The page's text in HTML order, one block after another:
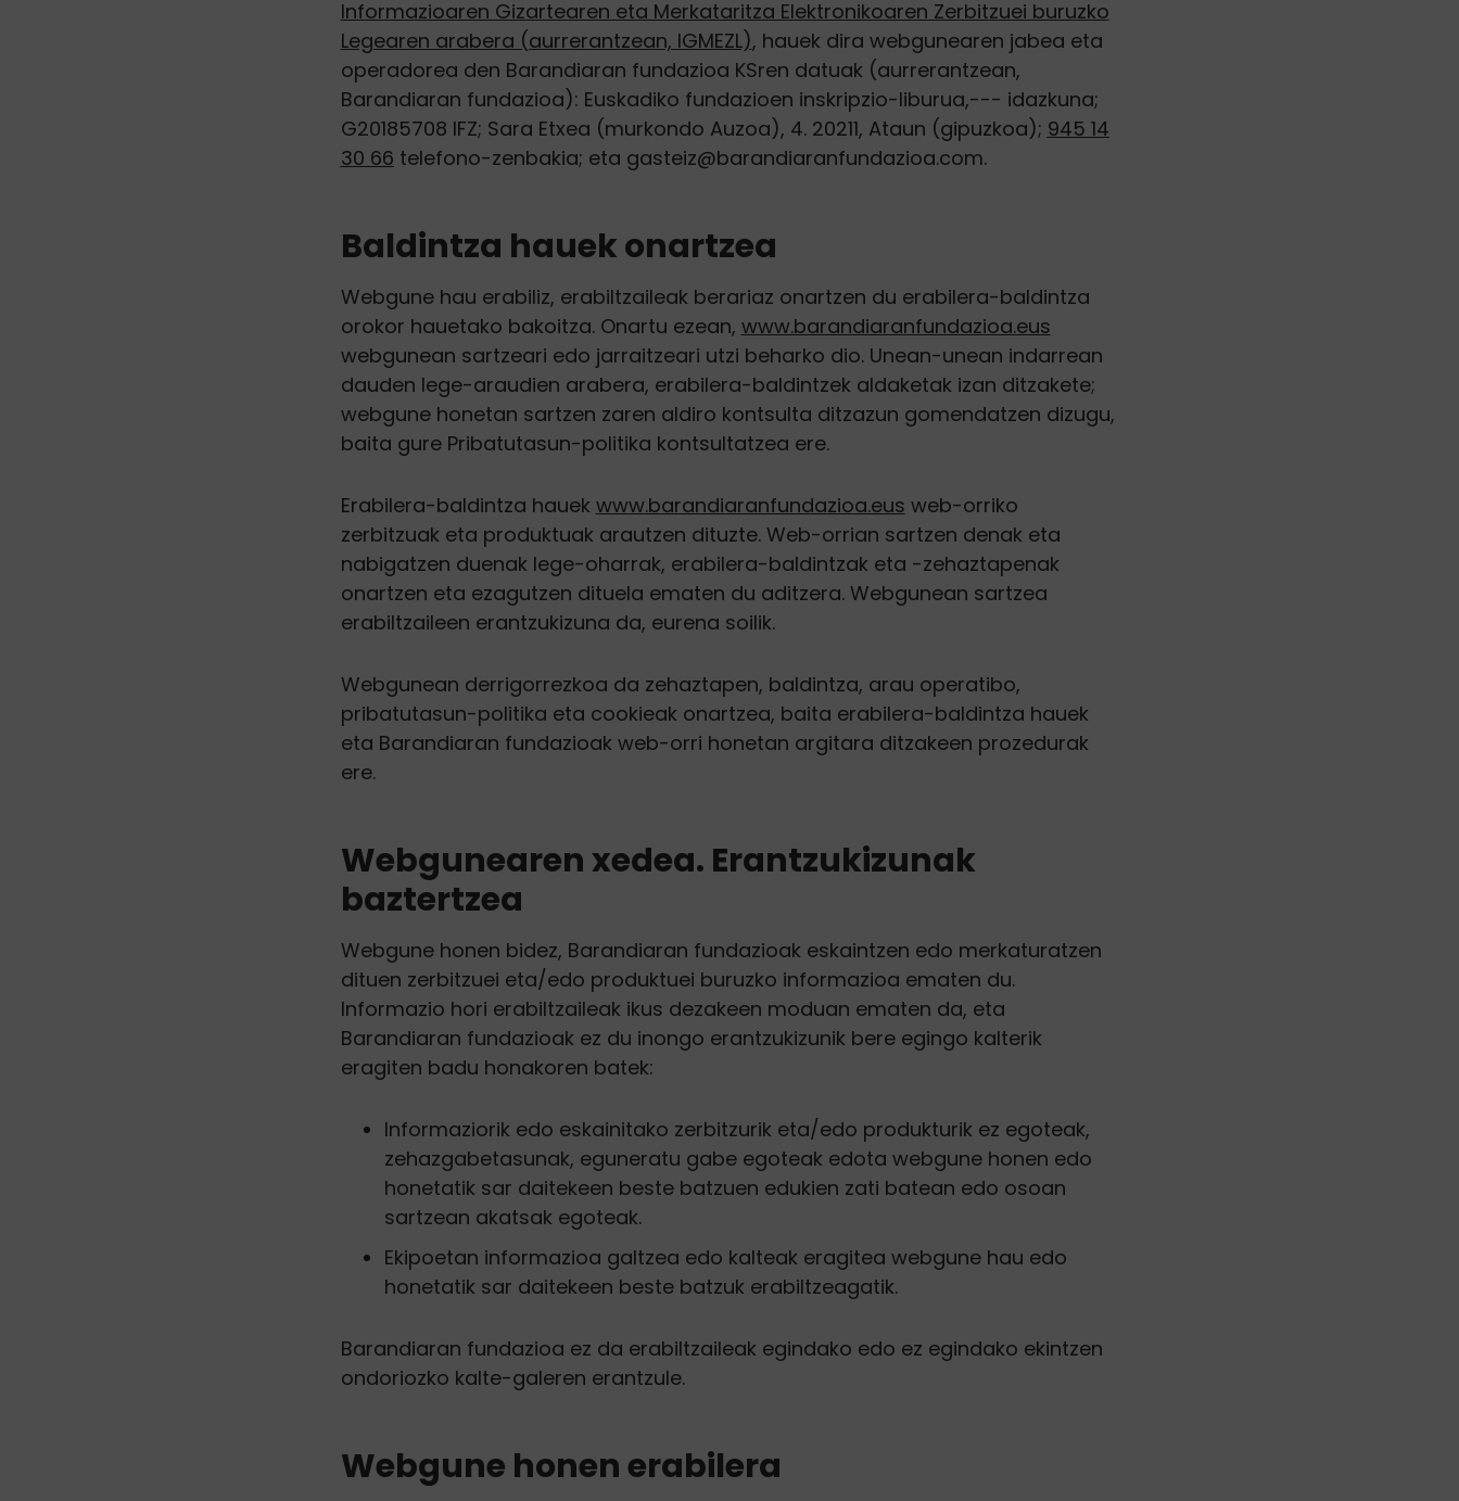
Informazioaren Gizartearen eta Merkataritza Elektronikoaren Zerbitzuei buruzko
Legearen arabera (aurrerantzean, IGMEZL), hauek dira webgunearen jabea eta
operadorea den Barandiaran fundazioa KSren datuak (aurrerantzean,
Barandiaran fundazioa): Euskadiko fundazioen inskripzio-liburua,--- idazkuna;
G20185708 IFZ; Sara Etxea (murkondo Auzoa), 4. 20211, Ataun (gipuzkoa); 945 14
30 66 telefono-zenbakia; eta gasteiz@barandiaranfundazioa.com.
Baldintza hauek onartzea
Webgune hau erabiliz, erabiltzaileak berariaz onartzen du erabilera-baldintza
orokor hauetako bakoitza. Onartu ezean, www.barandiaranfundazioa.eus
webgunean sartzeari edo jarraitzeari utzi beharko dio. Unean-unean indarrean
dauden lege-araudien arabera, erabilera-baldintzek aldaketak izan ditzakete;
webgune honetan sartzen zaren aldiro kontsulta ditzazun gomendatzen dizugu,
baita gure Pribatutasun-politika kontsultatzea ere.
Erabilera-baldintza hauek www.barandiaranfundazioa.eus web-orriko
zerbitzuak eta produktuak arautzen dituzte. Web-orrian sartzen denak eta
nabigatzen duenak lege-oharrak, erabilera-baldintzak eta -zehaztapenak
onartzen eta ezagutzen dituela ematen du aditzera. Webgunean sartzea
erabiltzaileen erantzukizuna da, eurena soilik.
Webgunean derrigorrezkoa da zehaztapen, baldintza, arau operatibo,
pribatutasun-politika eta cookieak onartzea, baita erabilera-baldintza hauek
eta Barandiaran fundazioak web-orri honetan argitara ditzakeen prozedurak
ere.
Webgunearen xedea. Erantzukizunak
baztertzea
Webgune honen bidez, Barandiaran fundazioak eskaintzen edo merkaturatzen
dituen zerbitzuei eta/edo produktuei buruzko informazioa ematen du.
Informazio hori erabiltzaileak ikus dezakeen moduan ematen da, eta
Barandiaran fundazioak ez du inongo erantzukizunik bere egingo kalterik
eragiten badu honakoren batek:
Informaziorik edo eskainitako zerbitzurik eta/edo produkturik ez egoteak,
zehazgabetasunak, eguneratu gabe egoteak edota webgune honen edo
honetatik sar daitekeen beste batzuen edukien zati batean edo osoan
sartzean akatsak egoteak.
Ekipoetan informazioa galtzea edo kalteak eragitea webgune hau edo
honetatik sar daitekeen beste batzuk erabiltzeagatik.
Barandiaran fundazioa ez da erabiltzaileak egindako edo ez egindako ekintzen
ondoriozko kalte-galeren erantzule.
Webgune honen erabilera